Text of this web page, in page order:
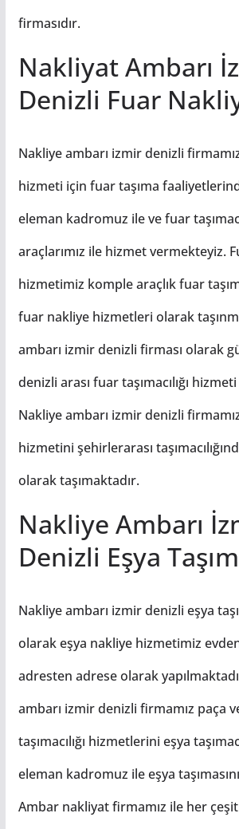
firmasıdır.
Nakliyat Ambarı
Denizli Fuar
Nakliye ambarı izmir denizli
hizmeti için fuar taşıma
eleman kadromuz ile ve fuar
araçlarımız ile hizmet vermekteyiz.
hizmetimiz komple araçlık fuar
fuar nakliye hizmetleri olarak
ambarı izmir denizli firması olarak
denizli arası fuar taşımacılığı
Nakliye ambarı izmir denizli
hizmetini şehirlerarası
olarak taşımaktadır.
Nakliye Ambarı
Denizli Eşya
Nakliye ambarı izmir denizli eşya
olarak eşya nakliye hizmetimiz
adresten adrese olarak
ambarı izmir denizli firmamız paça
taşımacılığı hizmetlerini eşya
eleman kadromuz ile eşya
Ambar nakliyat firmamız ile her çeşit